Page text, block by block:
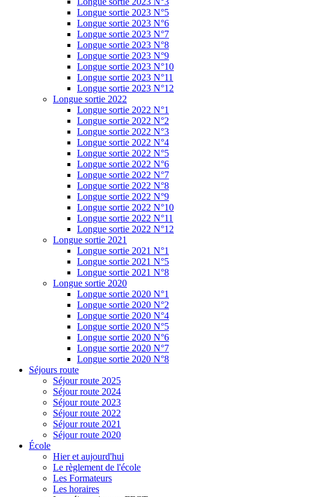
Longue sortie 2023 N°5
Longue sortie 2023 N°6
Longue sortie 2023 N°7
Longue sortie 2023 N°8
Longue sortie 2023 N°9
Longue sortie 2023 N°10
Longue sortie 2023 N°11
Longue sortie 2023 N°12
Longue sortie 2022
Longue sortie 2022 N°1
Longue sortie 2022 N°2
Longue sortie 2022 N°3
Longue sortie 2022 N°4
Longue sortie 2022 N°5
Longue sortie 2022 N°6
Longue sortie 2022 N°7
Longue sortie 2022 N°8
Longue sortie 2022 N°9
Longue sortie 2022 N°10
Longue sortie 2022 N°11
Longue sortie 2022 N°12
Longue sortie 2021
Longue sortie 2021 N°1
Longue sortie 2021 N°5
Longue sortie 2021 N°8
Longue sortie 2020
Longue sortie 2020 N°1
Longue sortie 2020 N°2
Longue sortie 2020 N°4
Longue sortie 2020 N°5
Longue sortie 2020 N°6
Longue sortie 2020 N°7
Longue sortie 2020 N°8
Séjours route
Séjour route 2025
Séjour route 2024
Séjour route 2023
Séjour route 2022
Séjour route 2021
Séjour route 2020
École
Hier et aujourd'hui
Le règlement de l'école
Les Formateurs
Les horaires